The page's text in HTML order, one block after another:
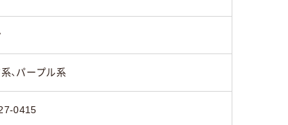
、パープル系
0415